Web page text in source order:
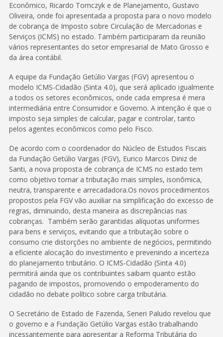
Econômico, Ricardo Tomczyk e de Planejamento, Gustavo
Oliveira, onde foi apresentada a proposta para o novo modelo
de cobrança de Imposto sobre Circulação de Mercadorias e
Serviços (ICMS) no estado. Também participaram da reunião
vários representantes do setor empresarial de Mato Grosso e
da área contábil.
A equipe da Fundação Getúlio Vargas (FGV) apresentou o
modelo ICMS-Cidadão (Sinta 4.0), que será aplicado igualmente
a todos os setores econômicos, onde cada empresa é mera
intermediária entre Consumidor e Governo. A intenção é que o
imposto seja simples de calcular, pagar e controlar, tanto
pelos agentes econômicos como pelo Fisco.
De acordo com o coordenador do Núcleo de Estudos Fiscais
da Fundação Getúlio Vargas (FGV), Eurico Marcos Diniz de
Santi, a nova proposta de cobrança de ICMS no estado tem
como objetivo tornar a tributação mais simples, isonômica,
neutra, transparente e arrecadadora.Os novos procedimentos
propostos pela FGV vão auxiliar na simplificação do excesso de
regras, diminuindo, desta maneira as discrepâncias nas
cobranças. Também serão garantidas alíquotas uniformes
para bens e serviços, evitando que a tributação sobre o
consumo crie distorções no ambiente de negócios, permitindo
a eficiente alocação do investimento e prevenindo a incerteza
do planejamento tributário. O ICMS-Cidadão (Sinta 4.0)
permitirá ainda que os contribuintes saibam quanto estão
pagando de impostos, promovendo o empoderamento do
cidadão no debate político sobre carga tributária.
O Secretário de Estado de Fazenda, Seneri Paludo revelou que
o governo e a Fundação Getúlio Vargas estão trabalhando
incessantemente para apresentar a Reforma Tributária do